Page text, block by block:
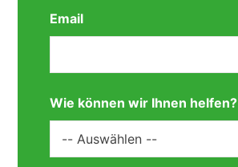
Email
Wie können wir Ihnen helfen?